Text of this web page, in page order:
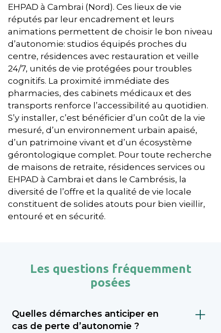
EHPAD à Cambrai (Nord). Ces lieux de vie
réputés par leur encadrement et leurs
animations permettent de choisir le bon niveau
d’autonomie: studios équipés proches du
centre, résidences avec restauration et veille
24/7, unités de vie protégées pour troubles
cognitifs. La proximité immédiate des
pharmacies, des cabinets médicaux et des
transports renforce l’accessibilité au quotidien.
S’y installer, c’est bénéficier d’un coût de la vie
mesuré, d’un environnement urbain apaisé,
d’un patrimoine vivant et d’un écosystème
gérontologique complet. Pour toute recherche
de maisons de retraite, résidences services ou
EHPAD à Cambrai et dans le Cambrésis, la
diversité de l’offre et la qualité de vie locale
constituent de solides atouts pour bien vieillir,
entouré et en sécurité.
Les questions fréquemment
posées
Quelles démarches anticiper en
cas de perte d’autonomie ?